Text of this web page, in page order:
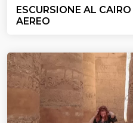
ESCURSIONE AL
AEREO